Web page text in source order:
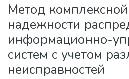
Statistics
Метод
надежности
информационно-
систем с учетом
неисправностей